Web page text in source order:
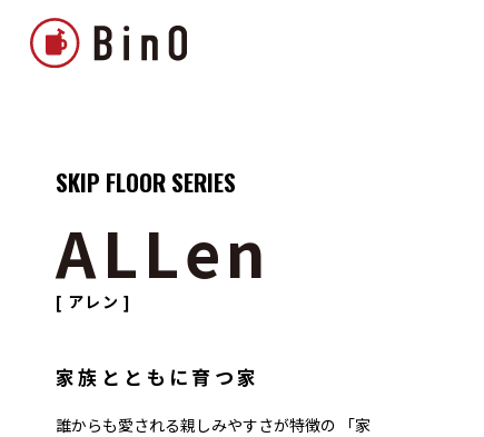
SKIP FLOOR SERIES
ALLen
[ アレン ]
家族とともに育つ家
誰からも愛される親しみやすさが特徴の 「家